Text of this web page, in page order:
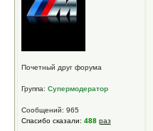
Почетный друг форума
Группа: Супермодератор
Сообщений: 965
Спасибо сказали: 488 раз